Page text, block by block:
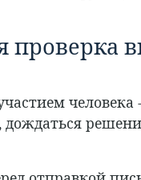
проверка
человека
дождаться